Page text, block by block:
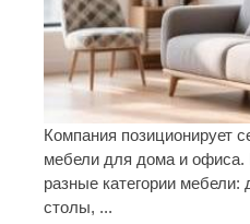
Компания позиционирует
мебели для дома и офиса.
разные категории
столы, ...